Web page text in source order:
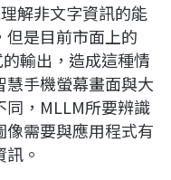
解非文字資訊的能
是目前市面上的
輸出，造成這種情
手機螢幕畫面與大
同，MLLM所要辨識
需要與應用程式有
。